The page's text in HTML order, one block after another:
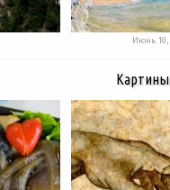
Июнь 10,
Картины